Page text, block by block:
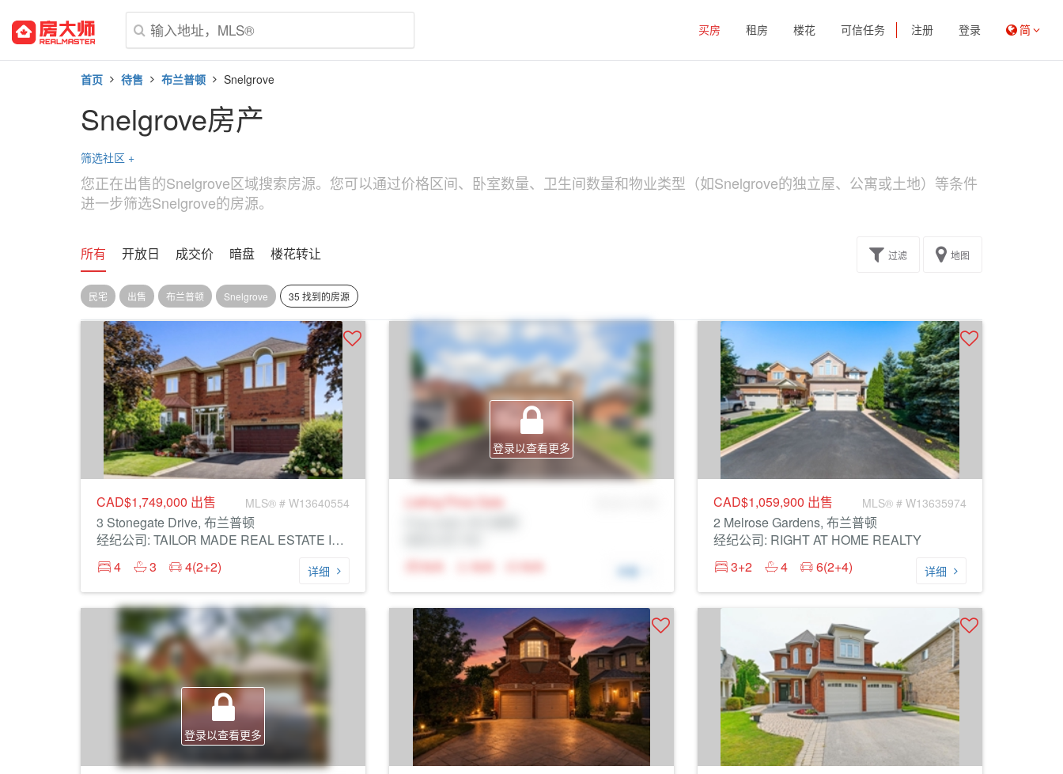
买房 租房 楼花 可信任务 注册 登录 简
首页 待售 布兰普顿 Snelgrove
Snelgrove房产
筛选社区 +
您正在出售的Snelgrove区域搜索房源。您可以通过价格区间、卧室数量、卫生间数量和物业类型（如Snelgrove的独立屋、公寓或土地）等条件
进一步筛选Snelgrove的房源。
所有 开放日 成交价 暗盘 楼花转让 过滤 地图
民宅 出售 布兰普顿 Snelgrove 35 找到的房源
CAD$1,749,000 出售 MLS® # W13640554
3 Stonegate Drive, 布兰普顿
经纪公司: TAILOR MADE REAL ESTATE INC.
4
3 4(2+2) 详细
登录以查看更多
Listing Price Sale
N/A
N/A N/A 详细
CAD$1,059,900 出售 MLS® # W13635974
2 Melrose Gardens, 布兰普顿
经纪公司: RIGHT AT HOME REALTY
3+2
4 6(2+4) 详细
登录以查看更多